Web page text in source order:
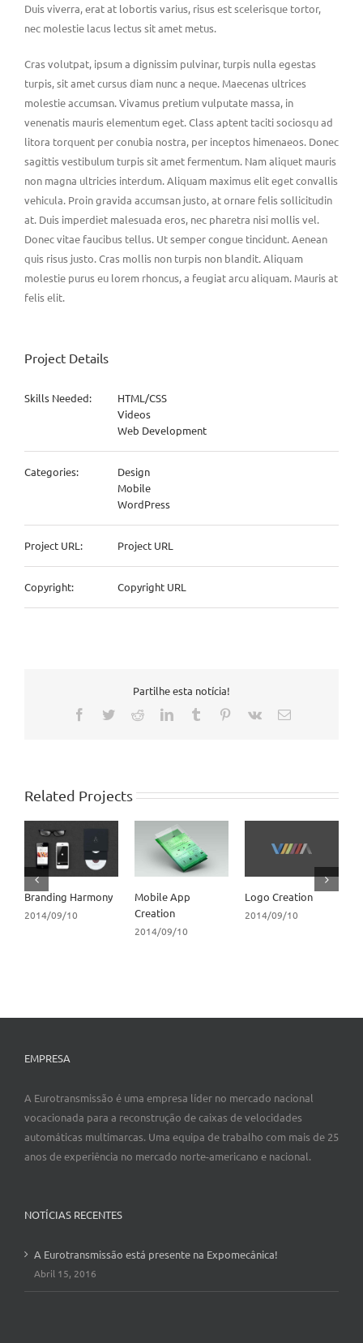
Duis viverra, erat at lobortis varius, risus est scelerisque tortor,
nec molestie lacus lectus sit amet metus.
Cras volutpat, ipsum a dignissim pulvinar, turpis nulla egestas
turpis, sit amet cursus diam nunc a neque. Maecenas ultrices
molestie accumsan. Vivamus pretium vulputate massa, in
venenatis mauris elementum eget. Class aptent taciti sociosqu ad
litora torquent per conubia nostra, per inceptos himenaeos. Donec
sagittis vestibulum turpis sit amet fermentum. Nam aliquet mauris
non magna ultricies interdum. Aliquam maximus elit eget convallis
vehicula. Proin gravida accumsan justo, at ornare felis sollicitudin
at. Duis imperdiet malesuada eros, nec pharetra nisi mollis vel.
Donec vitae faucibus tellus. Ut semper congue tincidunt. Aenean
quis risus justo. Cras mollis non turpis non blandit. Aliquam
molestie purus eu lorem rhoncus, a feugiat arcu aliquam. Mauris at
felis elit.
Project Details
Skills Needed:
HTML/CSS
Videos
Web Development
Categories:
Design
Mobile
WordPress
Project URL: Project URL
Copyright: Copyright URL
Partilhe esta notícia!
Facebook
TwitterRedditLinkedInTumblr Pinterest
Vk Email
Related Projects
Branding Harmony
2014/09/10
Mobile App
Creation
2014/09/10
Logo Creation
2014/09/10
EMPRESA
A Eurotransmissão é uma empresa líder no mercado nacional
vocacionada para a reconstrução de caixas de velocidades
automáticas multimarcas. Uma equipa de trabalho com mais de 25
anos de experiência no mercado norte-americano e nacional.
NOTÍCIAS RECENTES
A Eurotransmissão está presente na Expomecânica!
Abril 15, 2016